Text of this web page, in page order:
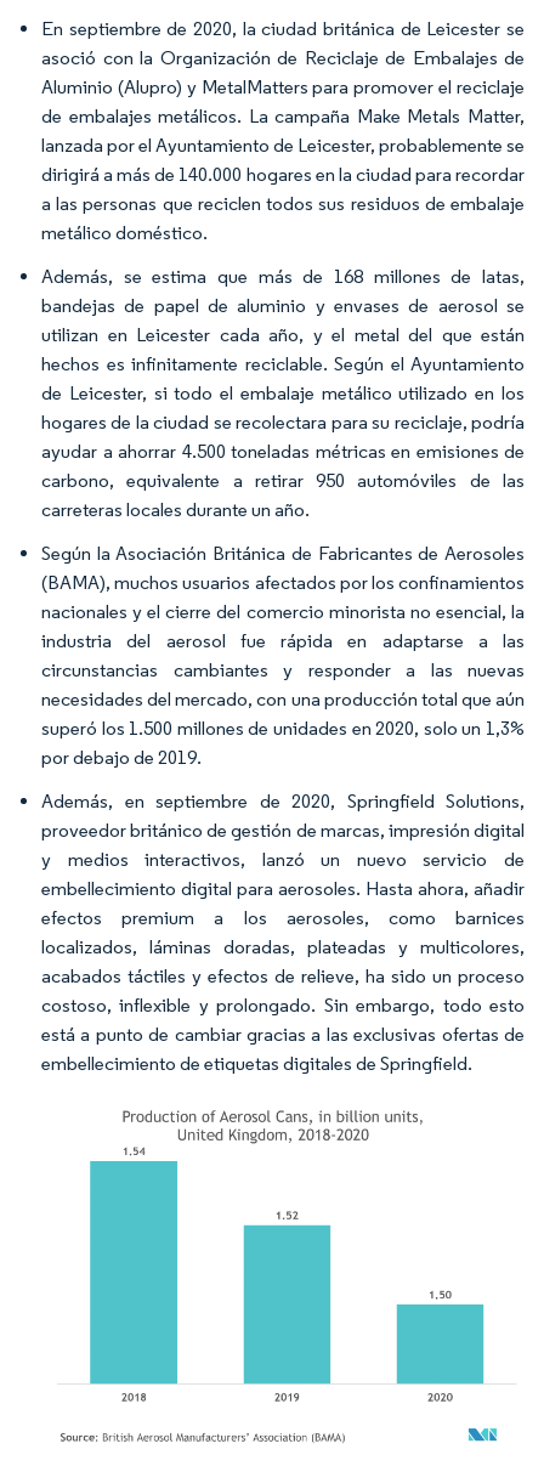
En septiembre de 2020, la ciudad británica de Leicester se
asoció con la Organización de Reciclaje de Embalajes de
Aluminio (Alupro) y MetalMatters para promover el reciclaje
de embalajes metálicos. La campaña Make Metals Matter,
lanzada por el Ayuntamiento de Leicester, probablemente se
dirigirá a más de 140.000 hogares en la ciudad para recordar
a las personas que reciclen todos sus residuos de embalaje
metálico doméstico.
Además, se estima que más de 168 millones de latas,
bandejas de papel de aluminio y envases de aerosol se
utilizan en Leicester cada año, y el metal del que están
hechos es infinitamente reciclable. Según el Ayuntamiento
de Leicester, si todo el embalaje metálico utilizado en los
hogares de la ciudad se recolectara para su reciclaje, podría
ayudar a ahorrar 4.500 toneladas métricas en emisiones de
carbono, equivalente a retirar 950 automóviles de las
carreteras locales durante un año.
Según la Asociación Británica de Fabricantes de Aerosoles
(BAMA), muchos usuarios afectados por los confinamientos
nacionales y el cierre del comercio minorista no esencial, la
industria del aerosol fue rápida en adaptarse a las
circunstancias cambiantes y responder a las nuevas
necesidades del mercado, con una producción total que aún
superó los 1.500 millones de unidades en 2020, solo un 1,3%
por debajo de 2019.
Además, en septiembre de 2020, Springfield Solutions,
proveedor británico de gestión de marcas, impresión digital
y medios interactivos, lanzó un nuevo servicio de
embellecimiento digital para aerosoles. Hasta ahora, añadir
efectos premium a los aerosoles, como barnices
localizados, láminas doradas, plateadas y multicolores,
acabados táctiles y efectos de relieve, ha sido un proceso
costoso, inflexible y prolongado. Sin embargo, todo esto
está a punto de cambiar gracias a las exclusivas ofertas de
embellecimiento de etiquetas digitales de Springfield.